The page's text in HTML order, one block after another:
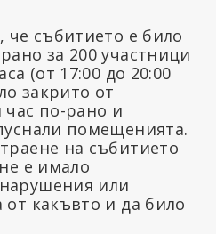
че събитието е било
за 200 участници
(от 17:00 до 20:00
закрито от
час по-рано и
помещенията.
на събитието
е имало
или
какъвто и да било